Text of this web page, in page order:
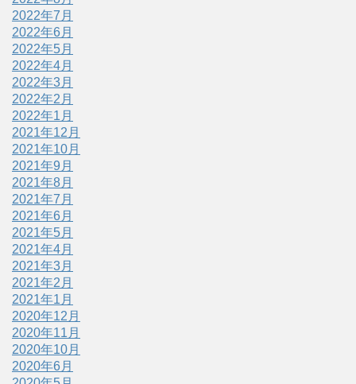
2022年7月
2022年6月
2022年5月
2022年4月
2022年3月
2022年2月
2022年1月
2021年12月
2021年10月
2021年9月
2021年8月
2021年7月
2021年6月
2021年5月
2021年4月
2021年3月
2021年2月
2021年1月
2020年12月
2020年11月
2020年10月
2020年6月